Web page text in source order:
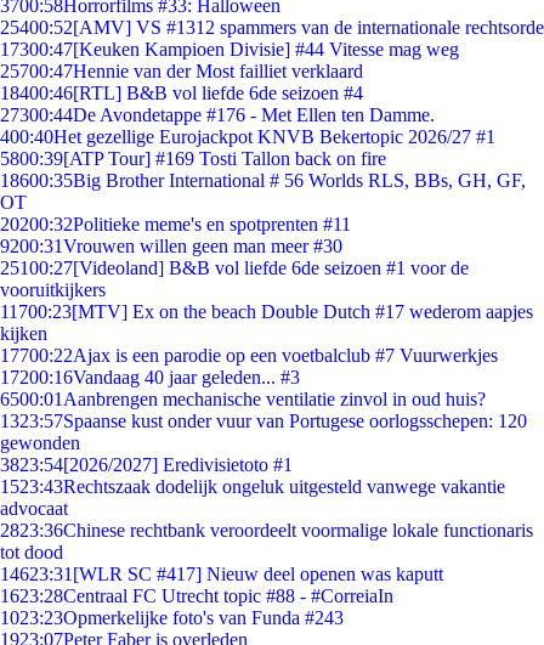
3700:58Horrorfilms #33: Halloween
25400:52[AMV] VS #1312 spammers van de internationale rechtsorde
17300:47[Keuken Kampioen Divisie] #44 Vitesse mag weg
25700:47Hennie van der Most failliet verklaard
18400:46[RTL] B&B vol liefde 6de seizoen #4
27300:44De Avondetappe #176 - Met Ellen ten Damme.
400:40Het gezellige Eurojackpot KNVB Bekertopic 2026/27 #1
5800:39[ATP Tour] #169 Tosti Tallon back on fire
18600:35Big Brother International # 56 Worlds RLS, BBs, GH, GF,
OT
20200:32Politieke meme's en spotprenten #11
9200:31Vrouwen willen geen man meer #30
25100:27[Videoland] B&B vol liefde 6de seizoen #1 voor de
vooruitkijkers
11700:23[MTV] Ex on the beach Double Dutch #17 wederom aapjes
kijken
17700:22Ajax is een parodie op een voetbalclub #7 Vuurwerkjes
17200:16Vandaag 40 jaar geleden... #3
6500:01 Aanbrengen mechanische ventilatie zinvol in oud huis?
1323:57Spaanse kust onder vuur van Portugese oorlogsschepen: 120
gewonden
3823:54[2026/2027] Eredivisietoto #1
1523:43Rechtszaak dodelijk ongeluk uitgesteld vanwege vakantie
advocaat
2823:36Chinese rechtbank veroordeelt voormalige lokale functionaris
tot dood
14623:31 [WLR SC #417] Nieuw deel openen was kaputt
1623:28Centraal FC Utrecht topic #88 - #CorreiaIn
1023:23Opmerkelijke foto's van Funda #243
1923:07Peter Faber is overleden